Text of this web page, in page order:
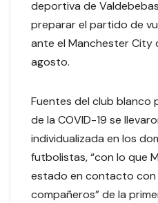
deportiva de
preparar el partido de
ante el Manchester City
agosto.
Fuentes del club blanco
de la COVID-19 se
individualizada en los
futbolistas, “con lo que
estado en contacto con
compañeros” de la